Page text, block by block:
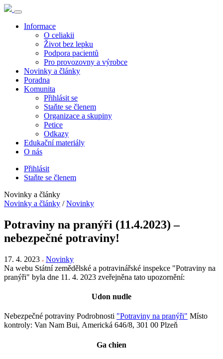
Informace
O celiakii
Život bez lepku
Podpora pacientů
Pro provozovny a výrobce
Novinky a články
Poradna
Komunita
Přihlásit se
Staňte se členem
Organizace a skupiny
Petice
Odkazy
Edukační materiály
O nás
Přihlásit
Staňte se členem
Novinky a články
Novinky a články / Novinky
Potraviny na pranýři (11.4.2023) –
nebezpečné potraviny!
17. 4. 2023
Novinky
Na webu Státní zemědělské a potravinářské inspekce "Potraviny na
pranýři" byla dne 11. 4. 2023 zveřejněna tato upozornění:
Udon nudle
Nebezpečné potraviny Podrobnosti "Potraviny na pranýři" Místo
kontroly: Van Nam Bui, Americká 646/8, 301 00 Plzeň
Ga chien